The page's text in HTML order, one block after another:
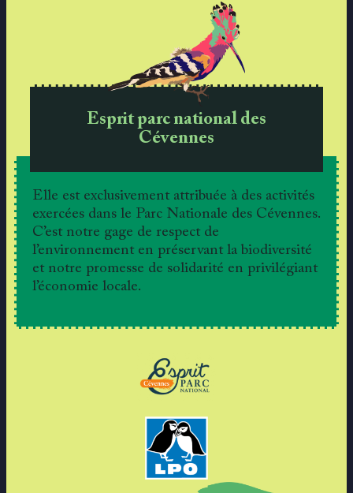
Esprit parc national des
Cévennes
Elle est exclusivement attribuée à des activités
exercées dans le Parc Nationale des Cévennes.
C’est notre gage de respect de
l’environnement en préservant la biodiversité
et notre promesse de solidarité en privilégiant
l’économie locale.